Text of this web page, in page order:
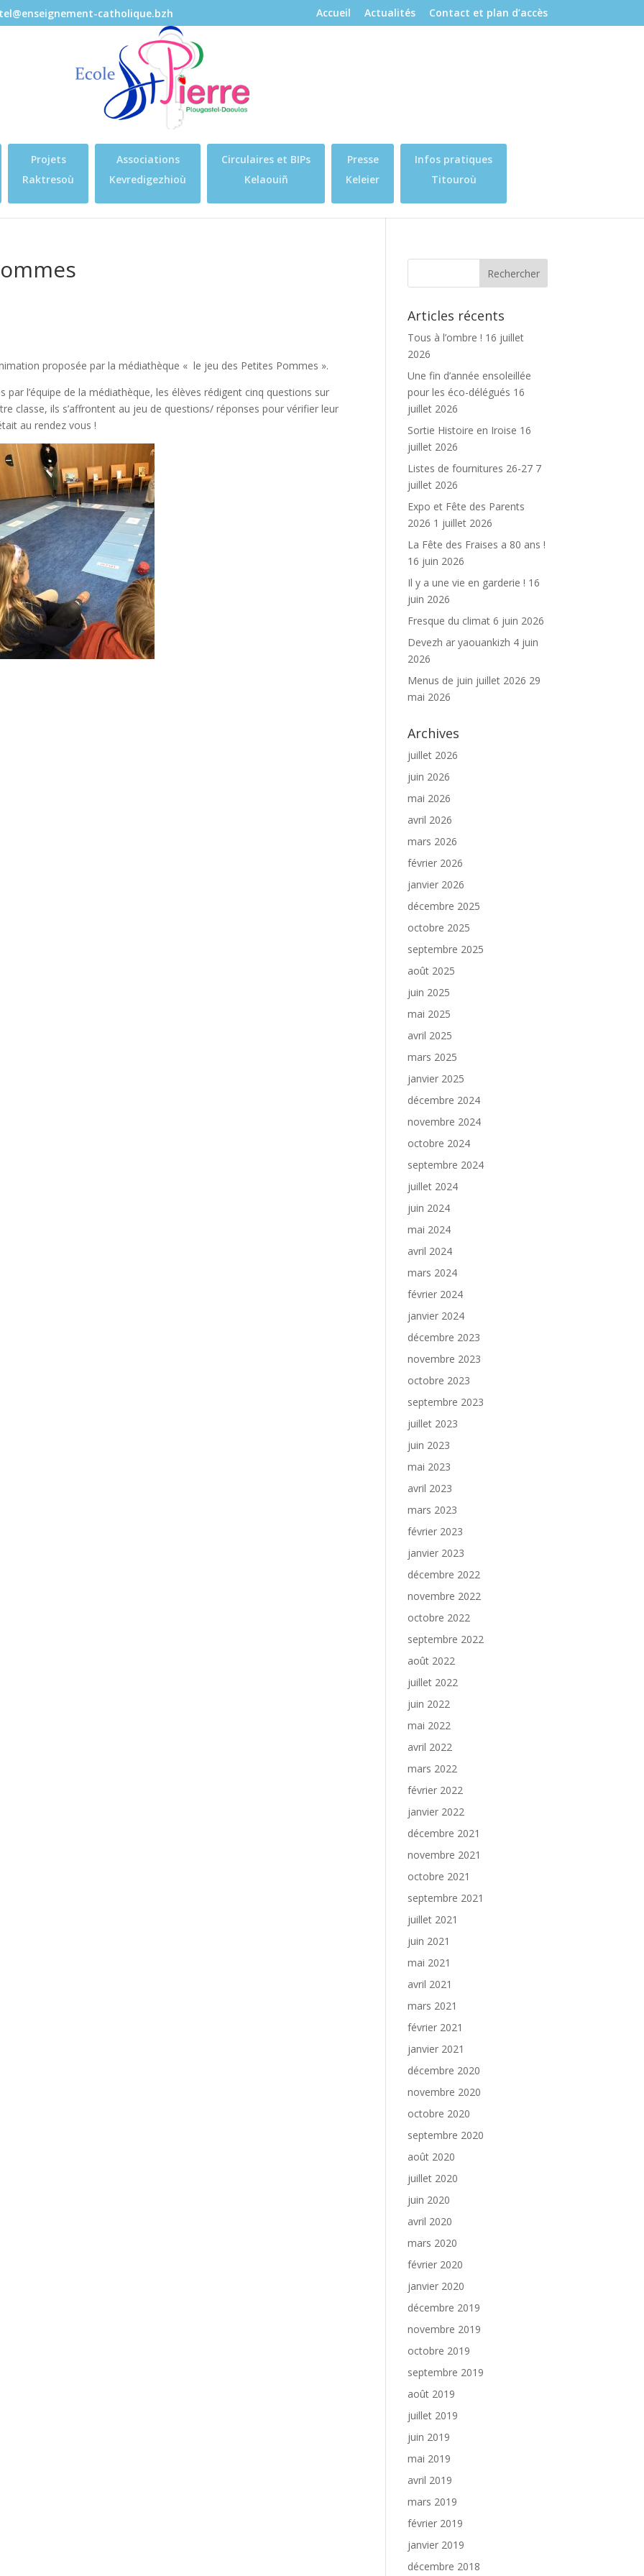
catholique.bzh Accueil Actualités Contact et plan d’accès
Projets
Raktresoù
Associations
Kevredigezhioù
Circulaires et BIPs
Kelaouiñ
Presse
Keleier
Infos pratiques
Titouroù
proposée par la médiathèque « le jeu des Petites Pommes ».
l’équipe de la médiathèque, les élèves rédigent cinq questions sur
classe, ils s’affrontent au jeu de questions/ réponses pour vérifier leur
au rendez vous !
Articles récents
Tous à l’ombre ! 16 juillet
2026
Une fin d’année ensoleillée
pour les éco-délégués 16
juillet 2026
Sortie Histoire en Iroise 16
juillet 2026
Listes de fournitures 26-27 7
juillet 2026
Expo et Fête des Parents
2026 1 juillet 2026
La Fête des Fraises a 80 ans !
16 juin 2026
Il y a une vie en garderie ! 16
juin 2026
Fresque du climat 6 juin 2026
Devezh ar yaouankizh 4 juin
2026
Menus de juin juillet 2026 29
mai 2026
Archives
juillet 2026
juin 2026
mai 2026
avril 2026
mars 2026
février 2026
janvier 2026
décembre 2025
octobre 2025
septembre 2025
août 2025
juin 2025
mai 2025
avril 2025
mars 2025
janvier 2025
décembre 2024
novembre 2024
octobre 2024
septembre 2024
juillet 2024
juin 2024
mai 2024
avril 2024
mars 2024
février 2024
janvier 2024
décembre 2023
novembre 2023
octobre 2023
septembre 2023
juillet 2023
juin 2023
mai 2023
avril 2023
mars 2023
février 2023
janvier 2023
décembre 2022
novembre 2022
octobre 2022
septembre 2022
août 2022
juillet 2022
juin 2022
mai 2022
avril 2022
mars 2022
février 2022
janvier 2022
décembre 2021
novembre 2021
octobre 2021
septembre 2021
juillet 2021
juin 2021
mai 2021
avril 2021
mars 2021
février 2021
janvier 2021
décembre 2020
novembre 2020
octobre 2020
septembre 2020
août 2020
juillet 2020
juin 2020
avril 2020
mars 2020
février 2020
janvier 2020
décembre 2019
novembre 2019
octobre 2019
septembre 2019
août 2019
juillet 2019
juin 2019
mai 2019
avril 2019
mars 2019
février 2019
janvier 2019
décembre 2018